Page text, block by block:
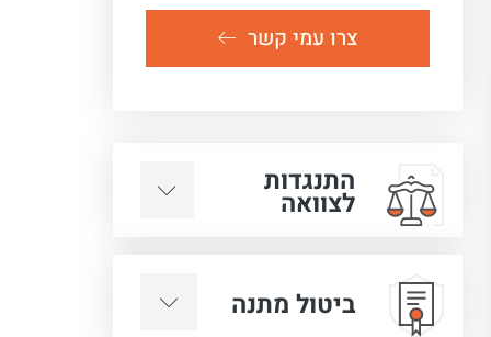
צרו עמי קשר
התנגדות
לצוואה
ביטול מתנה